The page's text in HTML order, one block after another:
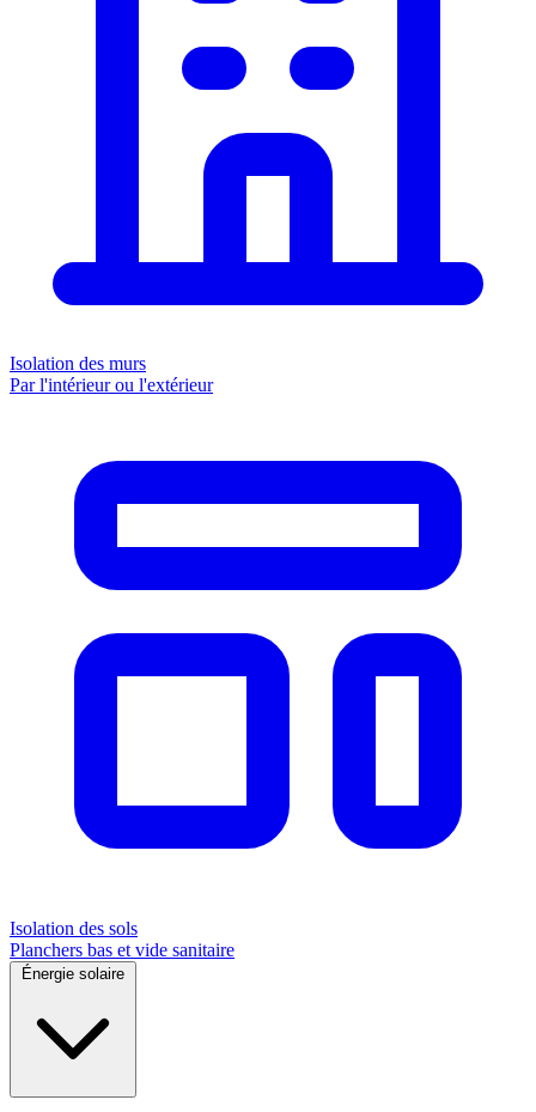
Isolation des murs
Par l'intérieur ou l'extérieur
Isolation des sols
Planchers bas et vide sanitaire